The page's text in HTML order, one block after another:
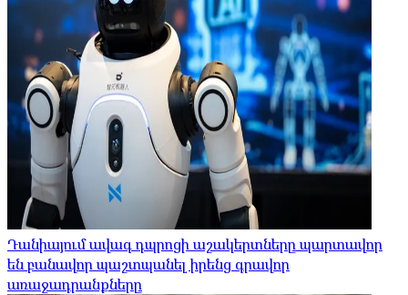
Դանիայում ավագ դպրոցի աշակերտները պարտավոր
են բանավոր պաշտպանել իրենց գրավոր
առաջադրանքները